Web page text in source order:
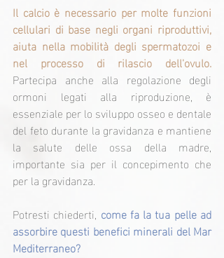
Il calcio è necessario per molte funzioni
cellulari di base negli organi riproduttivi,
aiuta nella mobilità degli spermatozoi e
Partecipa anche alla regolazione degli
ormoni legati alla riproduzione, è
essenziale per lo sviluppo osseo e dentale
del feto durante la gravidanza e mantiene
la salute delle ossa della madre,
importante sia per il concepimento che
per la gravidanza.
Potresti chiederti, come fa la tua pelle ad
assorbire questi benefici minerali del Mar
Mediterraneo?